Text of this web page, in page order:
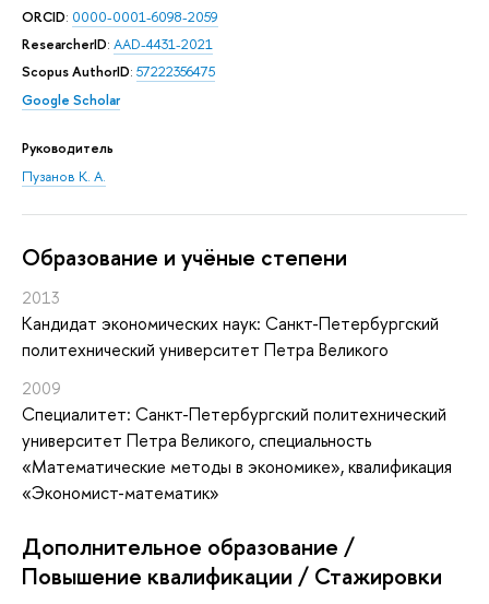
ORCID: 0000-0001-6098-2059
ResearcherID: AAD-4431-2021
Scopus AuthorID: 57222356475
Google Scholar
Руководитель
Пузанов К. А.
Oбразование и учёные степени
2013
Кандидат экономических наук: Санкт-Петербургский
политехнический университет Петра Великого
2009
Специалитет: Санкт-Петербургский политехнический
университет Петра Великого, специальность
«Математические методы в экономике», квалификация
«Экономист-математик»
Дополнительное образование /
Повышение квалификации / Стажировки